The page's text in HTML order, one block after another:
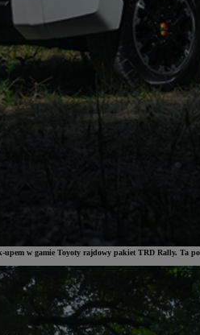
w gamie Toyoty rajdowy pakiet TRD Rally. Ta